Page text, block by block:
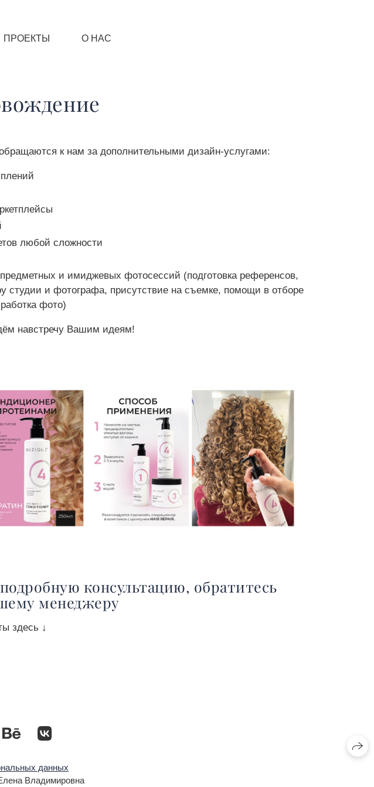
ПРОЕКТЫ О НАС
к нам за дополнительными дизайн-услугами:
любой сложности
и имиджевых фотосессий (подготовка референсов,
студии и фотографа, присутствие на съемке, помощи в отборе
фото)
навстречу Вашим идеям!
консультацию, обратитесь
менеджеру
здесь ↓
данных
Владимировна